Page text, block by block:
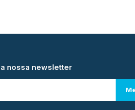
nossa newsletter